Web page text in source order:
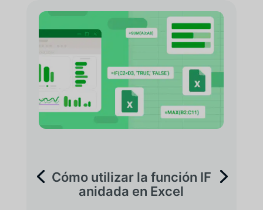
Cómo utilizar la función IF
anidada en Excel